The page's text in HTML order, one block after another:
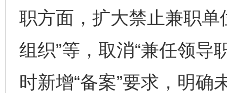
职方面，扩大禁止兼职单
组织”等，取消“兼任领导
时新增“备案”要求，明